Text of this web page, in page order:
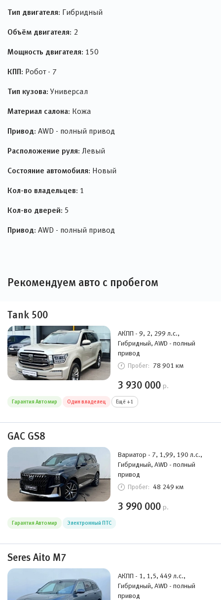
Тип двигателя: Гибридный
Объём двигателя: 2
Мощность двигателя: 150
КПП: Робот - 7
Тип кузова: Универсал
Материал салона: Кожа
Привод: AWD - полный привод
Расположение руля: Левый
Состояние автомобиля: Новый
Кол-во владельцев: 1
Кол-во дверей: 5
Привод: AWD - полный привод
Рекомендуем авто с пробегом
Tank 500
АКПП - 9, 2, 299 л.с.,
Гибридный, AWD - полный
привод
Пробег: 78 901 км
3 930 000 р.
Гарантия Автомир Один владелец Ещё +1
GAC GS8
Вариатор - 7, 1,99, 190 л.с.,
Гибридный, AWD - полный
привод
Пробег: 48 249 км
3 990 000 р.
Гарантия Автомир Электронный ПТС
Seres Aito M7
АКПП - 1, 1,5, 449 л.с.,
Гибридный, AWD - полный
привод